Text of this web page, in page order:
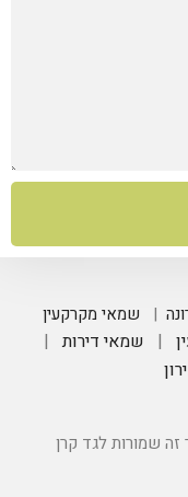
|
שמאי מקרקעין
| שמאי דירות|
זה שמורות לגד קרן